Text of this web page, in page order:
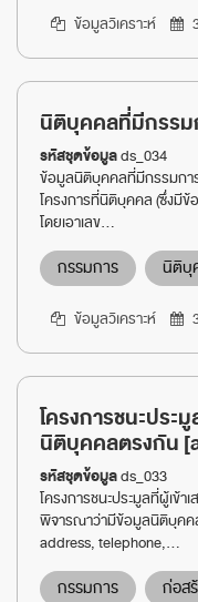
ข้อมูลวิเคราะห์
นิติบุคคลที่มีกรร
รหัสชุดข้อมูลds_034
ข้อมูลนิติบุคคลที่มีกรรมกา
โครงการที่นิติบุคคล (ซึ่งมี
โดยเอาเลข...
กรรมการ นิติบุ
ข้อมูลวิเคราะห์
โครงการชนะประ
นิติบุคคลตรงกัน
รหัสชุดข้อมูลds_033
โครงการชนะประมูลที่ผู้เข้
พิจารณาว่ามีข้อมูลนิติบุคค
address, telephone,...
กรรมการ ก่อส